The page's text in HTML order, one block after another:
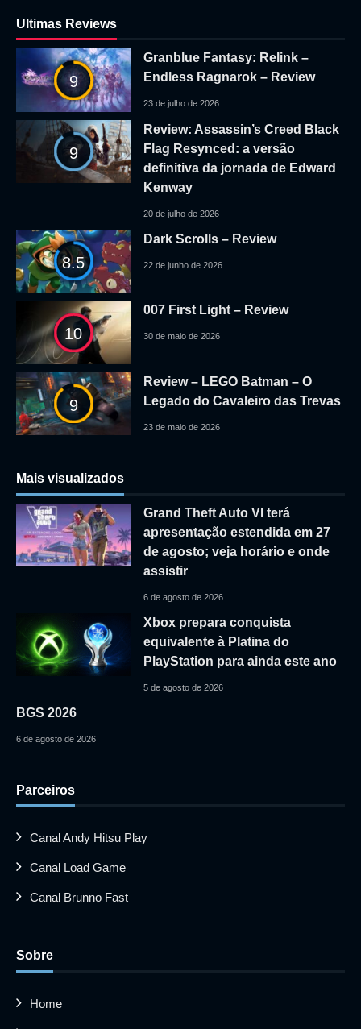
Ultimas Reviews
9
Granblue Fantasy: Relink –
Endless Ragnarok – Review
23 de julho de 2026
9
Review: Assassin’s Creed Black
Flag Resynced: a versão
definitiva da jornada de Edward
Kenway
20 de julho de 2026
8.5
Dark Scrolls – Review
22 de junho de 2026
10
007 First Light – Review
30 de maio de 2026
9
Review – LEGO Batman – O
Legado do Cavaleiro das Trevas
23 de maio de 2026
Mais visualizados
Grand Theft Auto VI terá
apresentação estendida em 27
de agosto; veja horário e onde
assistir
6 de agosto de 2026
Xbox prepara conquista
equivalente à Platina do
PlayStation para ainda este ano
5 de agosto de 2026
BGS 2026
6 de agosto de 2026
Parceiros
Canal Andy Hitsu Play
Canal Load Game
Canal Brunno Fast
Sobre
Home